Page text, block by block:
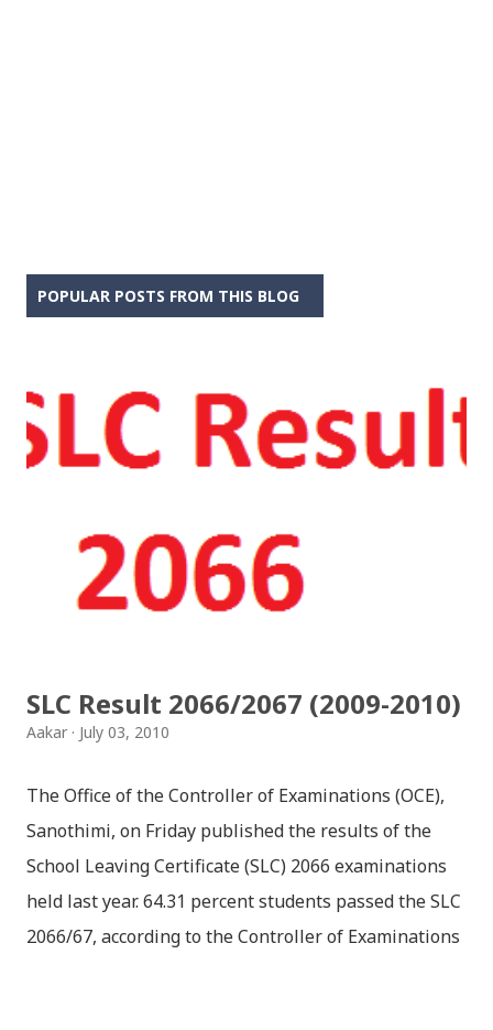
POPULAR POSTS FROM THIS BLOG
SLC Result 2066/2067 (2009-2010)
Aakar July 03, 2010
The Office of the Controller of Examinations (OCE),
Sanothimi, on Friday published the results of the
School Leaving Certificate (SLC) 2066 examinations
held last year. 64.31 percent students passed the SLC
2066/67, according to the Controller of Examinations